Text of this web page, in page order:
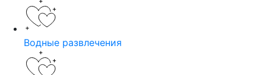
Водные развлечения